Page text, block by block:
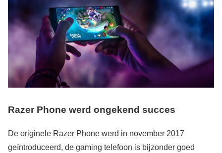
Razer Phone werd ongekend succes
De originele Razer Phone werd in november 2017
geïntroduceerd, de gaming telefoon is bijzonder goed